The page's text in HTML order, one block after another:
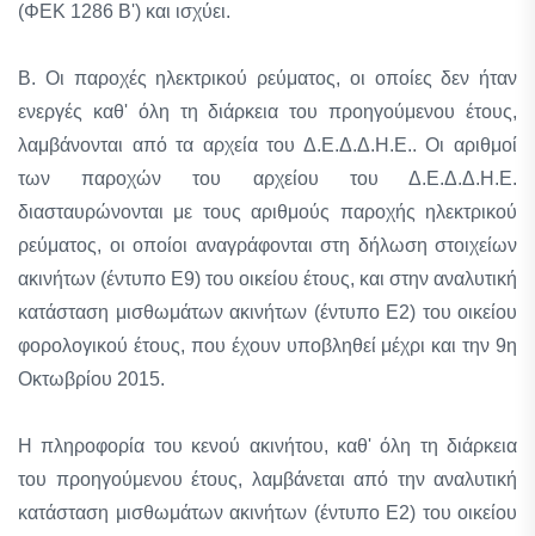
(ΦΕΚ 1286 Β') και ισχύει.
Β. Οι παροχές ηλεκτρικού ρεύματος, οι οποίες δεν ήταν
ενεργές καθ' όλη τη διάρκεια του προηγούμενου έτους,
λαμβάνονται από τα αρχεία του Δ.Ε.Δ.Δ.Η.Ε.. Οι αριθμοί
των παροχών του αρχείου του Δ.Ε.Δ.Δ.Η.Ε.
διασταυρώνονται με τους αριθμούς παροχής ηλεκτρικού
ρεύματος, οι οποίοι αναγράφονται στη δήλωση στοιχείων
ακινήτων (έντυπο Ε9) του οικείου έτους, και στην αναλυτική
κατάσταση μισθωμάτων ακινήτων (έντυπο Ε2) του οικείου
φορολογικού έτους, που έχουν υποβληθεί μέχρι και την 9η
Οκτωβρίου 2015.
Η πληροφορία του κενού ακινήτου, καθ' όλη τη διάρκεια
του προηγούμενου έτους, λαμβάνεται από την αναλυτική
κατάσταση μισθωμάτων ακινήτων (έντυπο Ε2) του οικείου